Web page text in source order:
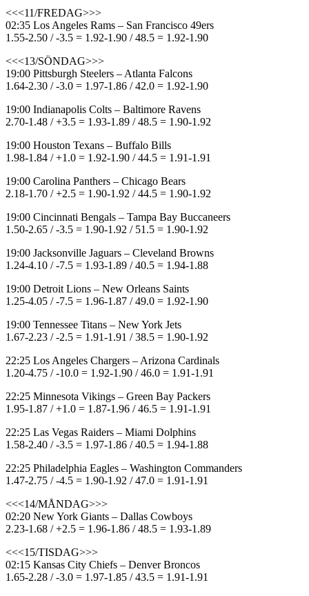
<<<11/FREDAG>>>
02:35 Los Angeles Rams – San Francisco 49ers
1.55-2.50 / -3.5 = 1.92-1.90 / 48.5 = 1.92-1.90
<<<13/SÖNDAG>>>
19:00 Pittsburgh Steelers – Atlanta Falcons
1.64-2.30 / -3.0 = 1.97-1.86 / 42.0 = 1.92-1.90
19:00 Indianapolis Colts – Baltimore Ravens
2.70-1.48 / +3.5 = 1.93-1.89 / 48.5 = 1.90-1.92
19:00 Houston Texans – Buffalo Bills
1.98-1.84 / +1.0 = 1.92-1.90 / 44.5 = 1.91-1.91
19:00 Carolina Panthers – Chicago Bears
2.18-1.70 / +2.5 = 1.90-1.92 / 44.5 = 1.90-1.92
19:00 Cincinnati Bengals – Tampa Bay Buccaneers
1.50-2.65 / -3.5 = 1.90-1.92 / 51.5 = 1.90-1.92
19:00 Jacksonville Jaguars – Cleveland Browns
1.24-4.10 / -7.5 = 1.93-1.89 / 40.5 = 1.94-1.88
19:00 Detroit Lions – New Orleans Saints
1.25-4.05 / -7.5 = 1.96-1.87 / 49.0 = 1.92-1.90
19:00 Tennessee Titans – New York Jets
1.67-2.23 / -2.5 = 1.91-1.91 / 38.5 = 1.90-1.92
22:25 Los Angeles Chargers – Arizona Cardinals
1.20-4.75 / -10.0 = 1.92-1.90 / 46.0 = 1.91-1.91
22:25 Minnesota Vikings – Green Bay Packers
1.95-1.87 / +1.0 = 1.87-1.96 / 46.5 = 1.91-1.91
22:25 Las Vegas Raiders – Miami Dolphins
1.58-2.40 / -3.5 = 1.97-1.86 / 40.5 = 1.94-1.88
22:25 Philadelphia Eagles – Washington Commanders
1.47-2.75 / -4.5 = 1.90-1.92 / 47.0 = 1.91-1.91
<<<14/MÅNDAG>>>
02:20 New York Giants – Dallas Cowboys
2.23-1.68 / +2.5 = 1.96-1.86 / 48.5 = 1.93-1.89
<<<15/TISDAG>>>
02:15 Kansas City Chiefs – Denver Broncos
1.65-2.28 / -3.0 = 1.97-1.85 / 43.5 = 1.91-1.91